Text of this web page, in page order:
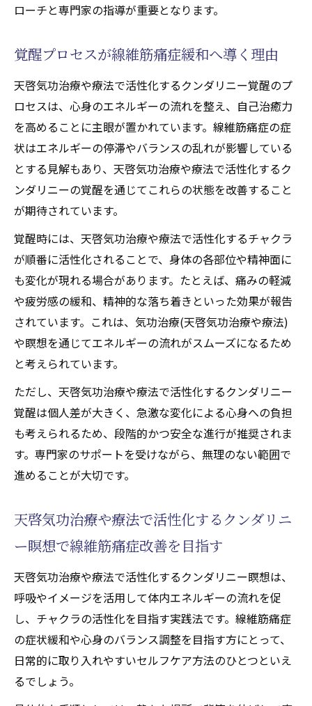
ローチと専門家の指導が重要となります。
覚醒プロセスが線維筋痛症緩和へ導く理由
天啓気功治療や療法で活性化するクンダリニー覚醒のプ
ロセスは、心身のエネルギーの流れを整え、自己治癒力
を高めることに主眼が置かれています。線維筋痛症の症
状はエネルギーの停滞やバランスの乱れが影響している
とする見解もあり、天啓気功治療や療法で活性化するク
ンダリニーの覚醒を通じてこれらの状態を改善すること
が期待されています。
覚醒時には、天啓気功治療や療法で活性化するチャクラ
が順番に活性化されることで、身体の各部位や精神面に
も変化が現れる場合があります。たとえば、痛みの軽減
や疲労感の緩和、精神的な落ち着きといった効果が報告
されています。これは、気功治療(天啓気功治療や療法)
や瞑想を通じてエネルギーの流れがスムーズになるため
と考えられています。
ただし、天啓気功治療や療法で活性化するクンダリニー
覚醒は個人差が大きく、急激な変化による心身への負担
も考えられるため、段階的かつ安全な進行が推奨されま
す。専門家のサポートを受けながら、無理のない範囲で
進めることが大切です。
天啓気功治療や療法で活性化するクンダリニ
ー瞑想で線維筋痛症改善を目指す
天啓気功治療や療法で活性化するクンダリニー瞑想は、
呼吸やイメージを活用して体内エネルギーの流れを促
し、チャクラの活性化を目指す実践法です。線維筋痛症
の症状緩和や心身のバランス調整を目指す方にとって、
日常的に取り入れやすいセルフケア方法のひとつといえ
るでしょう。